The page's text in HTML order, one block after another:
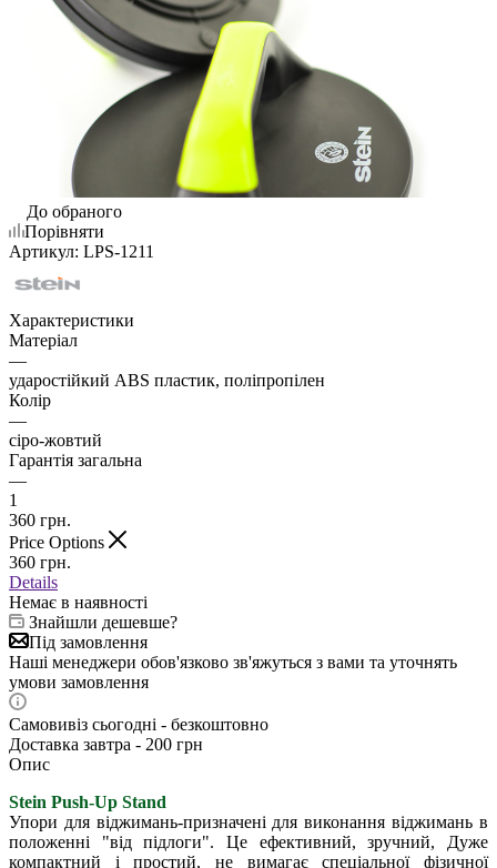
До обраного
Порівняти
Артикул: LPS-1211
Характеристики
Матеріал
—
ударостійкий ABS пластик, поліпропілен
Колір
—
сіро-жовтий
Гарантія загальна
—
1
360 грн.
Price Options
360 грн.
Details
Немає в наявності
Знайшли дешевше?
Під замовлення
Наші менеджери обов'язково зв'яжуться з вами та уточнять
умови замовлення
Самовивіз сьогодні - безкоштовно
Доставка завтра - 200 грн
Опис
Stein Push-Up Stand
Упори для віджимань-призначені для виконання віджимань в
положенні "від підлоги". Це ефективний, зручний, Дуже
компактний і простий, не вимагає спеціальної фізичної